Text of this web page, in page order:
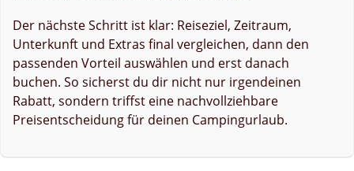
Der nächste Schritt ist klar: Reiseziel, Zeitraum,
Unterkunft und Extras final vergleichen, dann den
passenden Vorteil auswählen und erst danach
buchen. So sicherst du dir nicht nur irgendeinen
Rabatt, sondern triffst eine nachvollziehbare
Preisentscheidung für deinen Campingurlaub.